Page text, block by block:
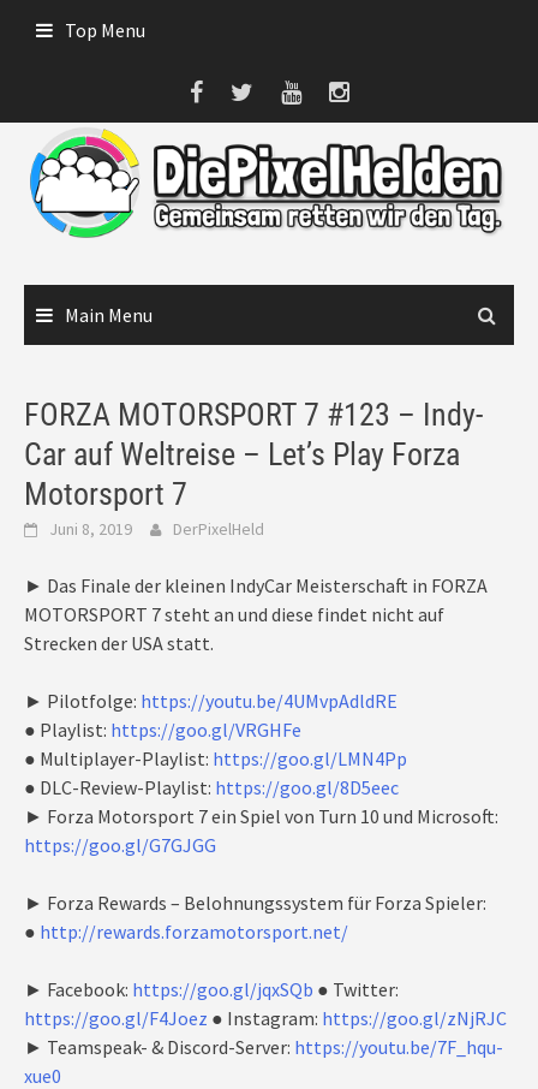
Top Menu
Main Menu
FORZA MOTORSPORT 7 #123 – Indy-
Car auf Weltreise – Let’s Play Forza
Motorsport 7
Juni 8, 2019 DerPixelHeld
► Das Finale der kleinen IndyCar Meisterschaft in FORZA
MOTORSPORT 7 steht an und diese findet nicht auf
Strecken der USA statt.
► Pilotfolge: https://youtu.be/4UMvpAdldRE
● Playlist: https://goo.gl/VRGHFe
● Multiplayer-Playlist: https://goo.gl/LMN4Pp
● DLC-Review-Playlist: https://goo.gl/8D5eec
► Forza Motorsport 7 ein Spiel von Turn 10 und Microsoft:
https://goo.gl/G7GJGG
► Forza Rewards – Belohnungssystem für Forza Spieler:
● http://rewards.forzamotorsport.net/
► Facebook: https://goo.gl/jqxSQb ● Twitter:
https://goo.gl/F4Joez ● Instagram: https://goo.gl/zNjRJC
► Teamspeak- & Discord-Server: https://youtu.be/7F_hqu-
xue0